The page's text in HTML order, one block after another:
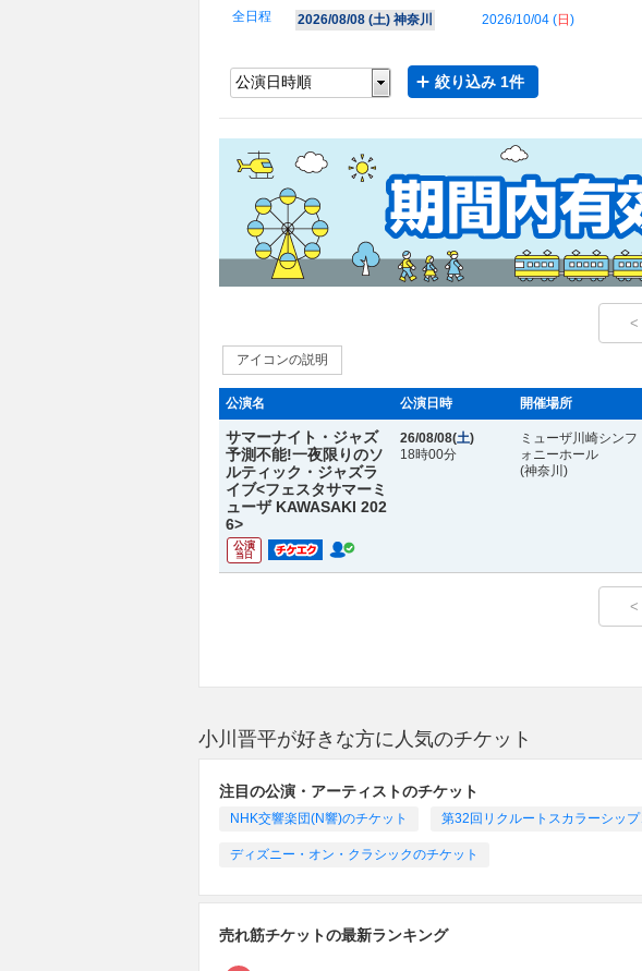
全日程 2026/08/08 (土) 神奈川 2026/10/04 (日 )
絞り込み 1件
アイコンの説明
<
公演名 公演日時 開催場所
サマーナイト・ジャズ
予測不能!一夜限りのソ
ルティック・ジャズラ
イブ<フェスタサマーミ
ューザ KAWASAKI 202
6>
公演
当日
26/08/08(土)
18時00分
ミューザ川崎シンフ
ォニーホール
(神奈川)
<
小川晋平が好きな方に人気のチケット
注目の公演・アーティストのチケット
NHK交響楽団(N響)のチケット 第32回リクルートスカラーシッ
ディズニー・オン・クラシックのチケット
売れ筋チケットの最新ランキング